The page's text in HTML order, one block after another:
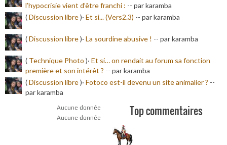
l’hypocrisie vient d’être franchi : -- par karamba
(Discussion libre)· Et si... (Vers2.3) -- par karamba
(Discussion libre)· La sourdine abusive ! -- par karamba
( Technique Photo )· Et si… on rendait au forum sa fonction
première et son intérêt ? -- par karamba
(Discussion libre)· Fotoco est-il devenu un site animalier ? --
par karamba
Aucune donnée
Aucune donnée
Top commentaires